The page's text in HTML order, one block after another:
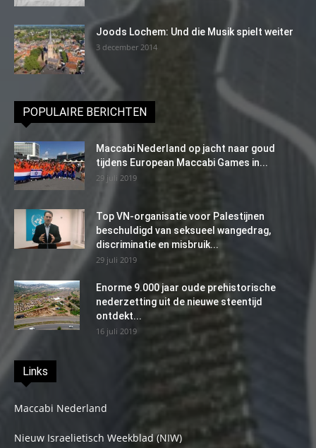
Joods Lochem: Und die Musik spielt weiter
3 december 2014
POPULAIRE BERICHTEN
Maccabi Nederland op jacht naar goud
tijdens European Maccabi Games in...
29 juli 2019
Top VN-organisatie voor Palestijnen
beschuldigd van seksueel wangedrag,
discriminatie en misbruik...
29 juli 2019
Enorme 9.000 jaar oude prehistorische
nederzetting uit de nieuwe steentijd
ontdekt...
16 juli 2019
Links
Maccabi Nederland
Nieuw Israelietisch Weekblad (NIW)